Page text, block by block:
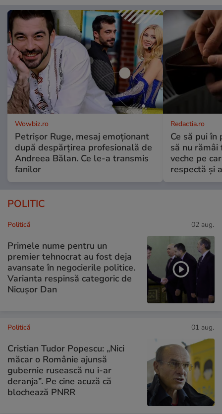
Wowbiz.ro
Petrișor Ruge, mesaj emoționant
după despărțirea profesională de
Andreea Bălan. Ce le-a transmis
fanilor
Redactia.ro
Ce să pui
să nu rămâi
veche pe
respectă și
POLITIC
Politică 02 aug.
Primele nume pentru un
premier tehnocrat au fost deja
avansate în negocierile politice.
Varianta respinsă categoric de
Nicușor Dan
Politică 01 aug.
Cristian Tudor Popescu: „Nici
măcar o Românie ajunsă
gubernie rusească nu i-ar
deranja”. Pe cine acuză că
blochează PNRR